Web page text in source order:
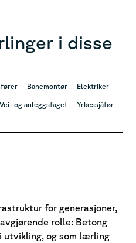
i disse
Banemontør Elektriker
Vei- og anleggsfaget Yrkessjåfør
for generasjoner,
rolle: Betong
utvikling, og som lærling